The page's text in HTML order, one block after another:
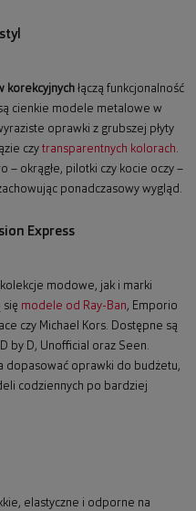
korekcyjnych łączą funkcjonalność
cienkie modele metalowe w
oprawki z grubszej płyty
czy transparentnych kolorach.
– okrągłe, pilotki czy kocie oczy –
ponadczasowy wygląd.
Express
modowe, jak i marki
się modele od Ray-Ban, Emporio
czy Michael Kors. Dostępne są
by D, Unofficial oraz Seen.
dopasować oprawki do budżetu,
codziennych po bardziej
elastyczne i odporne na